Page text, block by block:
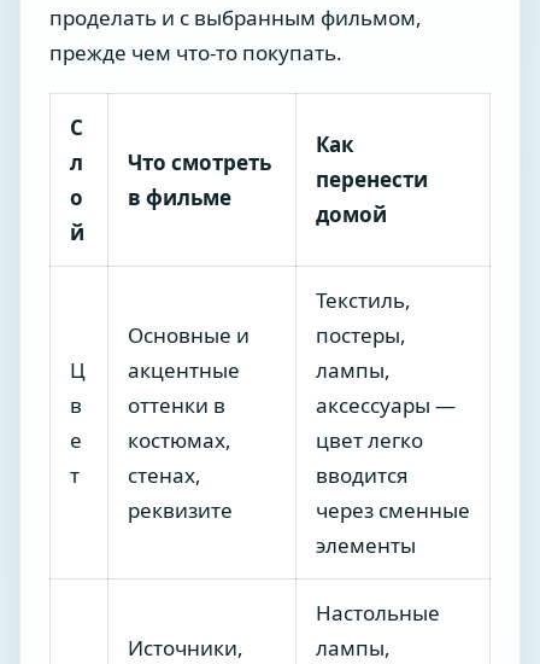
проделать и с выбранным фильмом,
прежде чем что-то покупать.
С
л
о
й
Что смотреть
в фильме
Как
перенести
домой
Ц
в
е
т
Основные и
акцентные
оттенки в
костюмах,
стенах,
реквизите
Текстиль,
постеры,
лампы,
аксессуары —
цвет легко
вводится
через сменные
элементы
Источники,
Настольные
лампы,